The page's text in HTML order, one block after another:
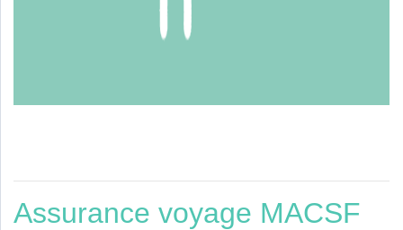
Assurance voyage MACSF